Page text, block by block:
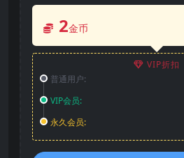
2金币
VIP折扣
普通用户:
VIP会员:
永久会员: